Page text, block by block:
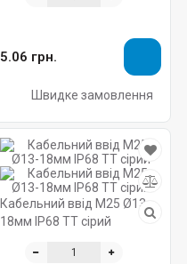
5.06 грн.
Швидке замовлення
Кабельний ввід M25 Ø13-
18мм IP68 TT сірий